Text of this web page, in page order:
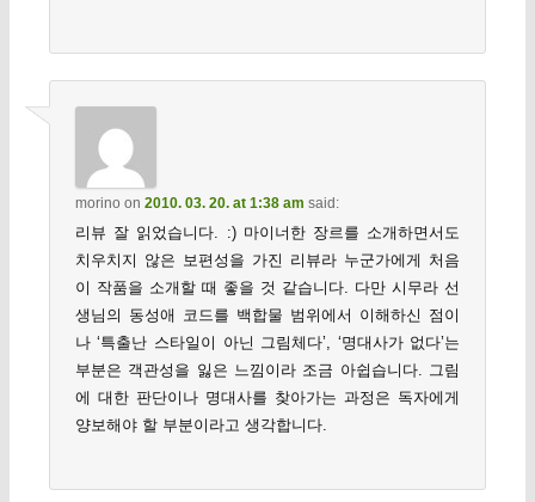
morino on 2010. 03. 20. at 1:38 am said:
리뷰 잘 읽었습니다. :) 마이너한 장르를 소개하면서도
치우치지 않은 보편성을 가진 리뷰라 누군가에게 처음
이 작품을 소개할 때 좋을 것 같습니다. 다만 시무라 선
생님의 동성애 코드를 백합물 범위에서 이해하신 점이
나 ‘특출난 스타일이 아닌 그림체다’, ‘명대사가 없다’는
부분은 객관성을 잃은 느낌이라 조금 아쉽습니다. 그림
에 대한 판단이나 명대사를 찾아가는 과정은 독자에게
양보해야 할 부분이라고 생각합니다.